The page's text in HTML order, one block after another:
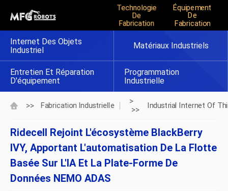
Technologie
De
Fabrication
Équipement
De
Fabrication
Internet Des Objets
Industriel
Matériaux Industriels
Entretien Et Réparation
D'équipement
Programmation
Industrielle
>> Fabrication Industrielle
>
>>
Industrial Internet Of
Ridecell Rejoint L'écosystème BlackBerry
IVY, Apportant L'automatisation De La Flotte
Basée Sur L'IA Et La Plate-Forme De
Données NEMO ADAS